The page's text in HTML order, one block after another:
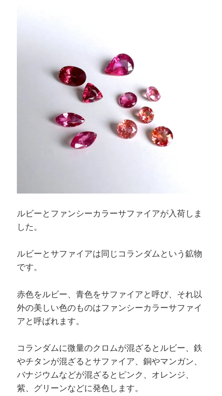
ルビーとファンシーカラーサファイアが入荷しま
した。
ルビーとサファイアは同じコランダムという鉱物
です。
赤色をルビー、青色をサファイアと呼び、それ以
外の美しい色のものはファンシーカラーサファイ
アと呼ばれます。
コランダムに微量のクロムが混ざるとルビー、鉄
やチタンが混ざるとサファイア、銅やマンガン、
バナジウムなどが混ざるとピンク、オレンジ、
紫、グリーンなどに発色します。